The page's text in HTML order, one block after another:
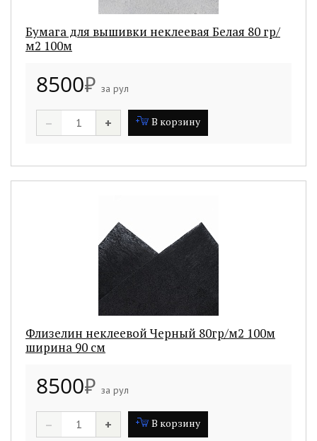
Бумага для вышивки неклеевая Белая 80 гр/
м2 100м
8500₽ за рул
– + В корзину
Флизелин неклеевой Черный 80гр/м2 100м
ширина 90 см
8500₽ за рул
– + В корзину